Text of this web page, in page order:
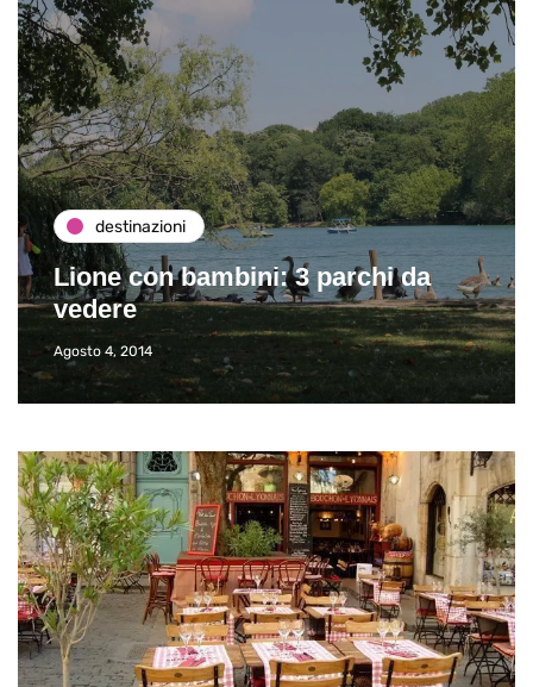
destinazioni
Lione con bambini: 3 parchi da
vedere
Agosto 4, 2014